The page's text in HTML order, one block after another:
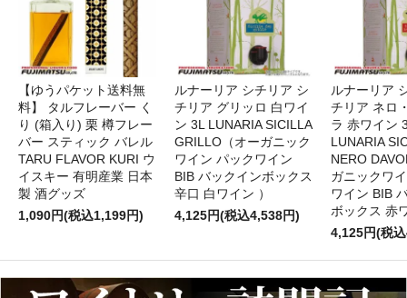
【ゆうパケット送料無
料】 タルフレーバー く
り (箱入り) 栗 樽フレー
バー スティック バレル
TARU FLAVOR KURI ウ
イスキー 有明産業 日本
製 酒グッズ
1,090円(税込1,199円)
ルナーリア シチリア シ
チリア グリッロ 白ワイ
ン 3L LUNARIA SICILLA
GRILLO（オーガニック
ワイン パックワイン
BIB バックインボックス
辛口 白ワイン ）
4,125円(税込4,538円)
ルナーリア
チリア ネロ
ラ 赤ワイ
LUNARIA
NERO
ガニックワ
ワイン BIB
ボックス 赤
4,125円(税